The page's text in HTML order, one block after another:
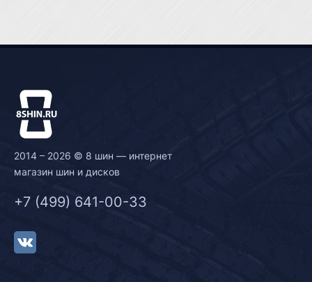
2014 – 2026 © 8 шин — интернет
магазин шин и дисков
+7 (499) 641-00-33